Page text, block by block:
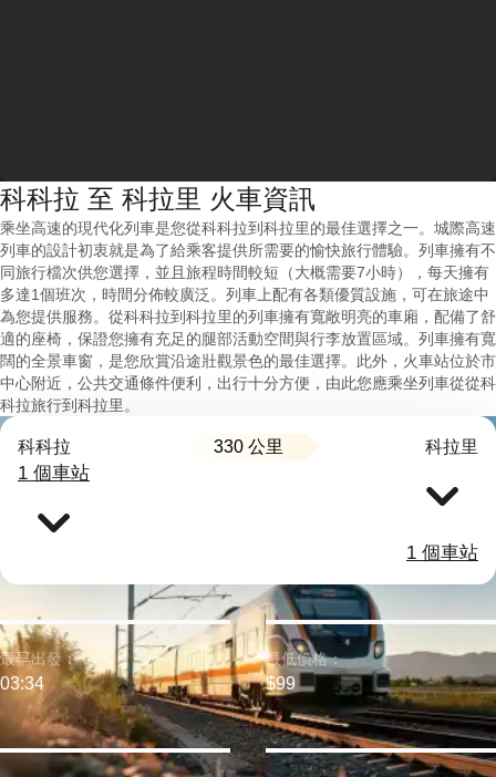
科科拉 至 科拉里 火車資訊
乘坐高速的現代化列車是您從科科拉到科拉里的最佳選擇之一。城際高速
列車的設計初衷就是為了給乘客提供所需要的愉快旅行體驗。列車擁有不
同旅行檔次供您選擇，並且旅程時間較短（大概需要7小時），每天擁有
多達1個班次，時間分佈較廣泛。列車上配有各類優質設施，可在旅途中
為您提供服務。從科科拉到科拉里的列車擁有寬敞明亮的車廂，配備了舒
適的座椅，保證您擁有充足的腿部活動空間與行李放置區域。列車擁有寬
闊的全景車窗，是您欣賞沿途壯觀景色的最佳選擇。此外，火車站位於市
中心附近，公共交通條件便利，出行十分方便，由此您應乘坐列車從從科
科拉旅行到科拉里。
科科拉 330 公里 科拉里
1 個車站
1 個車站
最早出發：
03:34
最低價格：
$99